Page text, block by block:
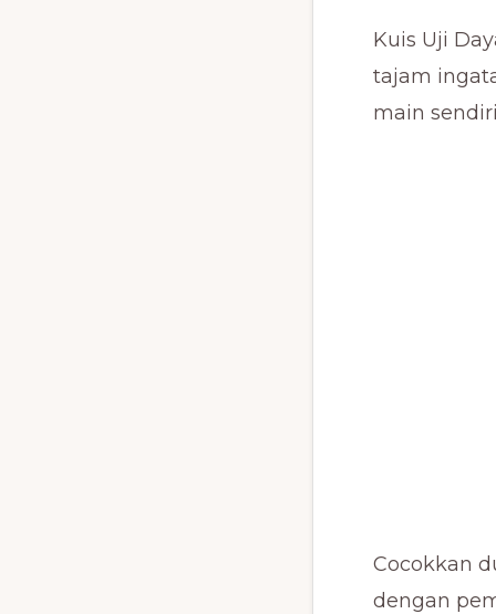
Kuis Uji
tajam
main
Cocokkan
dengan